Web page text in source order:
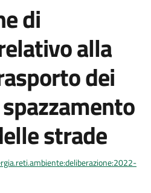
di
alla
dei
strade